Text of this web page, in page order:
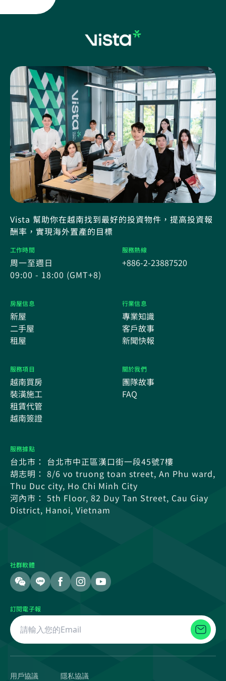
Vista 幫助你在越南找到最好的投資物件，提高投資報
酬率，實現海外置產的目標
工作時間
周一至週日
09:00 - 18:00 (GMT+8)
服務熱線
+886-2-23887520
房屋信息
新屋
二手屋
租屋
行業信息
專業知識
客戶故事
新聞快報
服務項目
越南買房
裝潢施工
租賃代管
越南簽證
關於我們
團隊故事
FAQ
服務據點
台北市： 台北市中正區漢口街一段45號7樓
胡志明： 8/6 vo truong toan street, An Phu ward,
Thu Duc city, Ho Chi Minh City
河內市： 5th Floor, 82 Duy Tan Street, Cau Giay
District, Hanoi, Vietnam
社群軟體
訂閱電子報
用戶協議 隱私協議